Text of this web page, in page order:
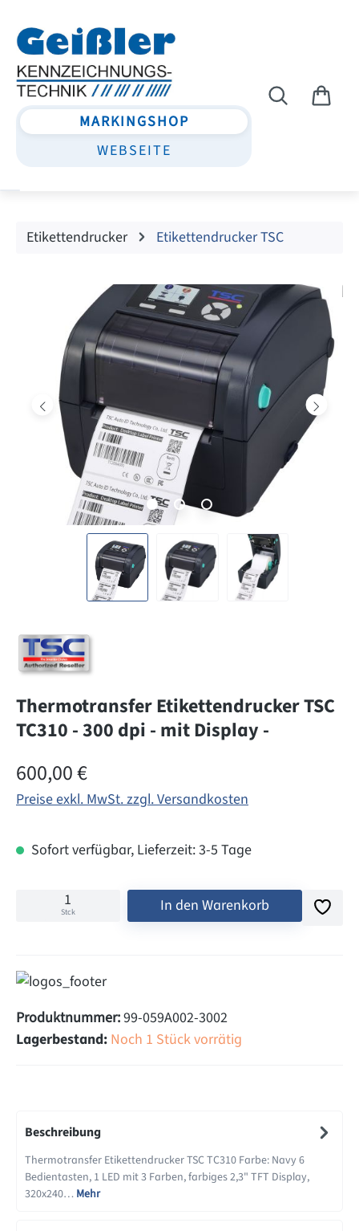
MARKINGSHOP
WEBSEITE
Etikettendrucker Etikettendrucker TSC
Bildergalerie überspringen
Thermotransfer Etikettendrucker TSC
TC310 - 300 dpi - mit Display -
Regulärer Preis:
600,00 €
Preise exkl. MwSt. zzgl. Versandkosten
Sofort verfügbar, Lieferzeit: 3-5 Tage
Stck In den Warenkorb
Produktnummer:99-059A002-3002
Lagerbestand: Noch 1 Stück vorrätig
Beschreibung
Thermotransfer Etikettendrucker TSC TC310 Farbe: Navy 6
Bedientasten, 1 LED mit 3 Farben, farbiges 2,3" TFT Display,
320x240… Mehr